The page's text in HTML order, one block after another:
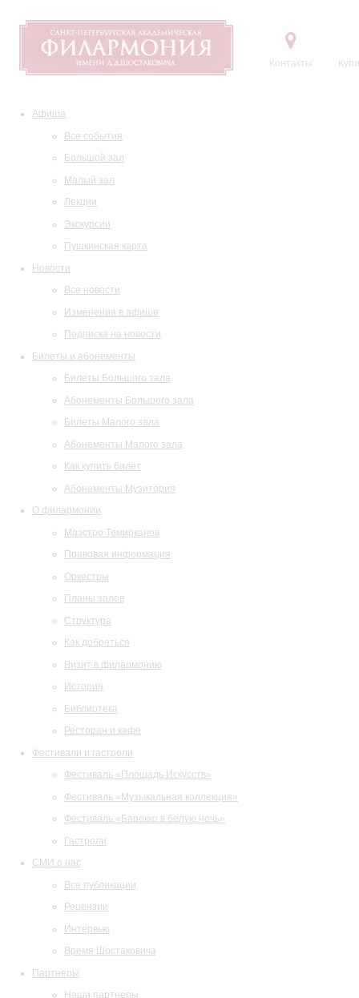
Контакты
Афиша
Все события
Большой зал
Малый зал
Лекции
Экскурсии
Пушкинская карта
Новости
Все новости
Изменения в афише
Подписка на новости
Билеты и абонементы
Билеты Большого зала
Абонементы Большого зала
Билеты Малого зала
Абонементы Малого зала
Как купить билет
Абонементы Музитория
О филармонии
Маэстро Темирканов
Правовая информация
Оркестры
Планы залов
Структура
Как добраться
Визит в филармонию
История
Библиотека
Ресторан и кафе
Фестивали и гастроли
Фестиваль «Площадь Искусств»
Фестиваль «Музыкальная коллекция»
Фестиваль «Барокко в белую ночь»
Гастроли
СМИ о нас
Все публикации
Рецензии
Интервью
Время Шостаковича
Партнеры
Наши партнеры